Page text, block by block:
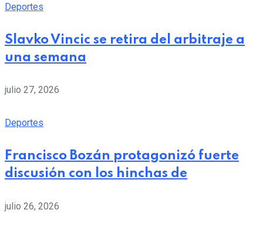
Deportes
Slavko Vincic se retira del arbitraje a
una semana
julio 27, 2026
Deportes
Francisco Bozán protagonizó fuerte
discusión con los hinchas de
julio 26, 2026